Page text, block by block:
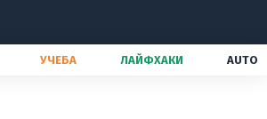
УЧЕБА ЛАЙФХАКИ AUTO